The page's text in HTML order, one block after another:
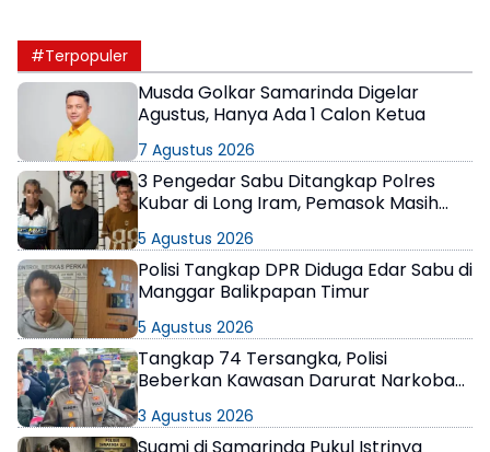
#Terpopuler
Musda Golkar Samarinda Digelar
Agustus, Hanya Ada 1 Calon Ketua
7 Agustus 2026
3 Pengedar Sabu Ditangkap Polres
Kubar di Long Iram, Pemasok Masih
5 Agustus 2026
Polisi Tangkap DPR Diduga Edar Sabu di
Manggar Balikpapan Timur
5 Agustus 2026
Tangkap 74 Tersangka, Polisi
Beberkan Kawasan Darurat Narkoba
3 Agustus 2026